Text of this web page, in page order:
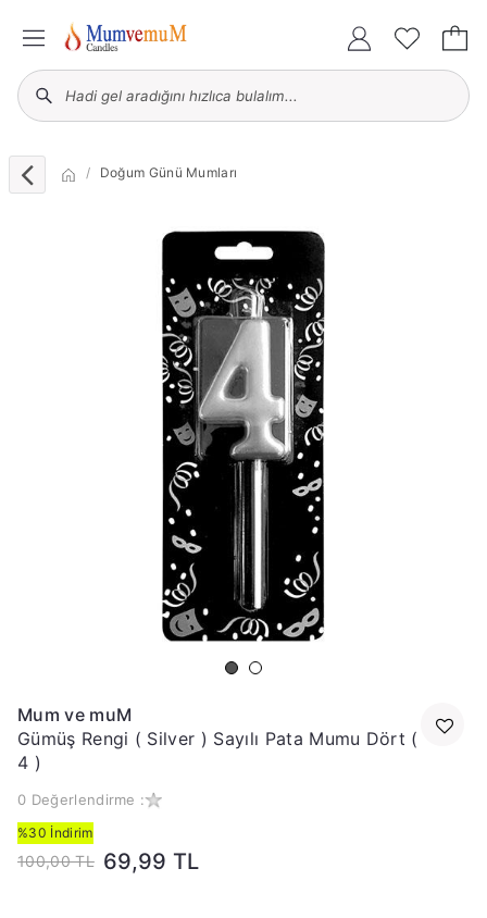
Doğum Günü Mumları
Mum ve muM
Gümüş Rengi ( Silver ) Sayılı Pata Mumu Dört (
4 )
0 Değerlendirme :
%30 İndirim
100,00 TL 69,99 TL